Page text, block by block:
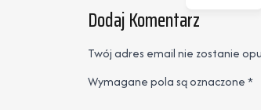
Dodaj Komentarz
Twój adres email nie zostanie
Wymagane pola są oznaczone*